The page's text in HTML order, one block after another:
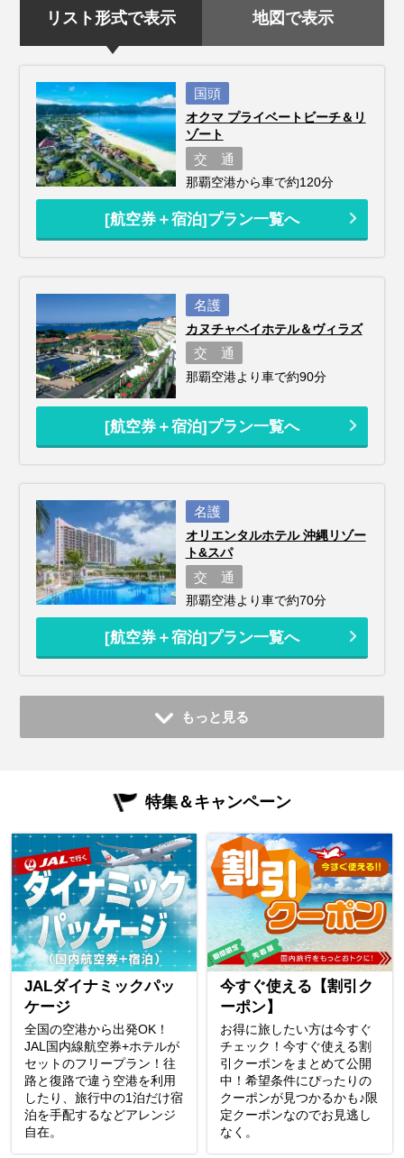
リスト形式で表示 地図で表示
国頭
オクマ プライベートビーチ＆リ
ゾート
交 通
那覇空港から車で約120分
[航空券＋宿泊]プラン一覧へ
名護
カヌチャベイホテル＆ヴィラズ
交 通
那覇空港より車で約90分
[航空券＋宿泊]プラン一覧へ
名護
オリエンタルホテル 沖縄リゾー
ト&スパ
交 通
那覇空港より車で約70分
[航空券＋宿泊]プラン一覧へ
もっと見る
特集＆キャンペーン
JALダイナミックパッ
ケージ
全国の空港から出発OK！
JAL国内線航空券+ホテルが
セットのフリープラン！往
路と復路で違う空港を利用
したり、旅行中の1泊だけ宿
泊を手配するなどアレンジ
自在。
今すぐ使える【割引ク
ーポン】
お得に旅したい方は今すぐ
チェック！今すぐ使える割
引クーポンをまとめて公開
中！希望条件にぴったりの
クーポンが見つかるかも♪限
定クーポンなのでお見逃し
なく。